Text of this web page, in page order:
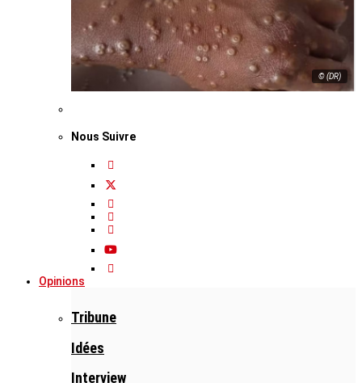
© (DR)
Nous Suivre
Opinions
Tribune
Idées
Interview